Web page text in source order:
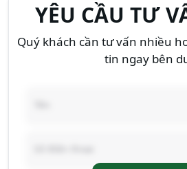
YÊU CẦU TƯ
Quý khách cần tư vấn nhiều
tin ngay bên